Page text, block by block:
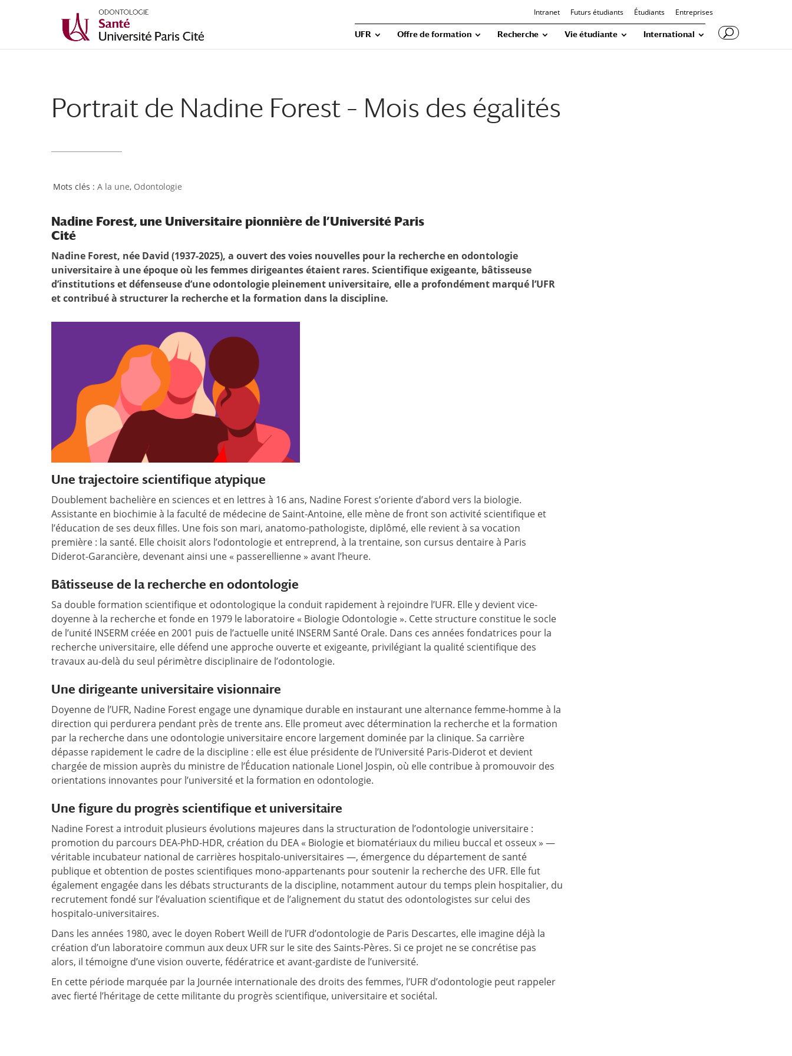
Intranet Futurs étudiants Étudiants Entreprises
UFR Offre de formation Recherche Vie étudiante International
Portrait de Nadine Forest – Mois des égalités
A la une, Odontologie
Nadine Forest, une Universitaire pionnière de l’Université Paris
Cité
Nadine Forest, née David (1937-2025), a ouvert des voies nouvelles pour la recherche en odontologie
universitaire à une époque où les femmes dirigeantes étaient rares. Scientifique exigeante, bâtisseuse
d’institutions et défenseuse d’une odontologie pleinement universitaire, elle a profondément marqué l’UFR
et contribué à structurer la recherche et la formation dans la discipline.
Une trajectoire scientifique atypique
Doublement bachelière en sciences et en lettres à 16 ans, Nadine Forest s’oriente d’abord vers la biologie.
Assistante en biochimie à la faculté de médecine de Saint-Antoine, elle mène de front son activité scientifique et
l’éducation de ses deux filles. Une fois son mari, anatomo-pathologiste, diplômé, elle revient à sa vocation
première : la santé. Elle choisit alors l’odontologie et entreprend, à la trentaine, son cursus dentaire à Paris
Diderot-Garancière, devenant ainsi une « passerellienne » avant l’heure.
Bâtisseuse de la recherche en odontologie
Sa double formation scientifique et odontologique la conduit rapidement à rejoindre l’UFR. Elle y devient vice-
doyenne à la recherche et fonde en 1979 le laboratoire « Biologie Odontologie ». Cette structure constitue le socle
de l’unité INSERM créée en 2001 puis de l’actuelle unité INSERM Santé Orale. Dans ces années fondatrices pour la
recherche universitaire, elle défend une approche ouverte et exigeante, privilégiant la qualité scientifique des
travaux au-delà du seul périmètre disciplinaire de l’odontologie.
Une dirigeante universitaire visionnaire
Doyenne de l’UFR, Nadine Forest engage une dynamique durable en instaurant une alternance femme-homme à la
direction qui perdurera pendant près de trente ans. Elle promeut avec détermination la recherche et la formation
par la recherche dans une odontologie universitaire encore largement dominée par la clinique. Sa carrière
dépasse rapidement le cadre de la discipline : elle est élue présidente de l’Université Paris-Diderot et devient
chargée de mission auprès du ministre de l’Éducation nationale Lionel Jospin, où elle contribue à promouvoir des
orientations innovantes pour l’université et la formation en odontologie.
Une figure du progrès scientifique et universitaire
Nadine Forest a introduit plusieurs évolutions majeures dans la structuration de l’odontologie universitaire :
promotion du parcours DEA-PhD-HDR, création du DEA « Biologie et biomatériaux du milieu buccal et osseux » —
véritable incubateur national de carrières hospitalo-universitaires —, émergence du département de santé
publique et obtention de postes scientifiques mono-appartenants pour soutenir la recherche des UFR. Elle fut
également engagée dans les débats structurants de la discipline, notamment autour du temps plein hospitalier, du
recrutement fondé sur l’évaluation scientifique et de l’alignement du statut des odontologistes sur celui des
hospitalo-universitaires.
Dans les années 1980, avec le doyen Robert Weill de l’UFR d’odontologie de Paris Descartes, elle imagine déjà la
création d’un laboratoire commun aux deux UFR sur le site des Saints-Pères. Si ce projet ne se concrétise pas
alors, il témoigne d’une vision ouverte, fédératrice et avant-gardiste de l’université.
En cette période marquée par la Journée internationale des droits des femmes, l’UFR d’odontologie peut rappeler
avec fierté l’héritage de cette militante du progrès scientifique, universitaire et sociétal.